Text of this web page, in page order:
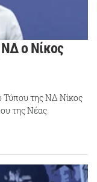
ο Νίκος
Τύπου της ΝΔ Νίκος
της Νέας